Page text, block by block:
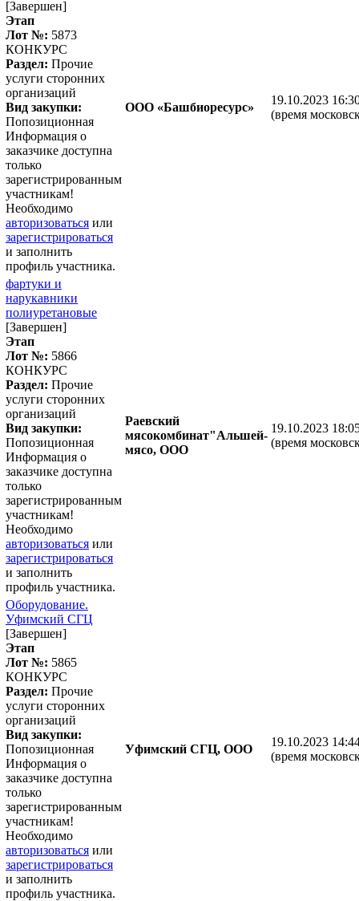
[Завершен]
Этап
Лот №: 5873
КОНКУРС
Раздел: Прочие
услуги сторонних
организаций
Вид закупки:
Попозиционная
Информация о
заказчике доступна
только
зарегистрированным
участникам!
Необходимо
авторизоваться или
зарегистрироваться
и заполнить
профиль участника.
ООО «Башбиоресурс»
19.10.2023
(время
фартуки и
нарукавники
полиуретановые
[Завершен]
Этап
Лот №: 5866
КОНКУРС
Раздел: Прочие
услуги сторонних
организаций
Вид закупки:
Попозиционная
Информация о
заказчике доступна
только
зарегистрированным
участникам!
Необходимо
авторизоваться или
зарегистрироваться
и заполнить
профиль участника.
Раевский
мясокомбинат"Альшей-
мясо, ООО
19.10.2023
(время
Оборудование.
Уфимский СГЦ
[Завершен]
Этап
Лот №: 5865
КОНКУРС
Раздел: Прочие
услуги сторонних
организаций
Вид закупки:
Попозиционная
Информация о
заказчике доступна
только
зарегистрированным
участникам!
Необходимо
авторизоваться или
зарегистрироваться
и заполнить
профиль участника.
Уфимский СГЦ, ООО
19.10.2023
(время